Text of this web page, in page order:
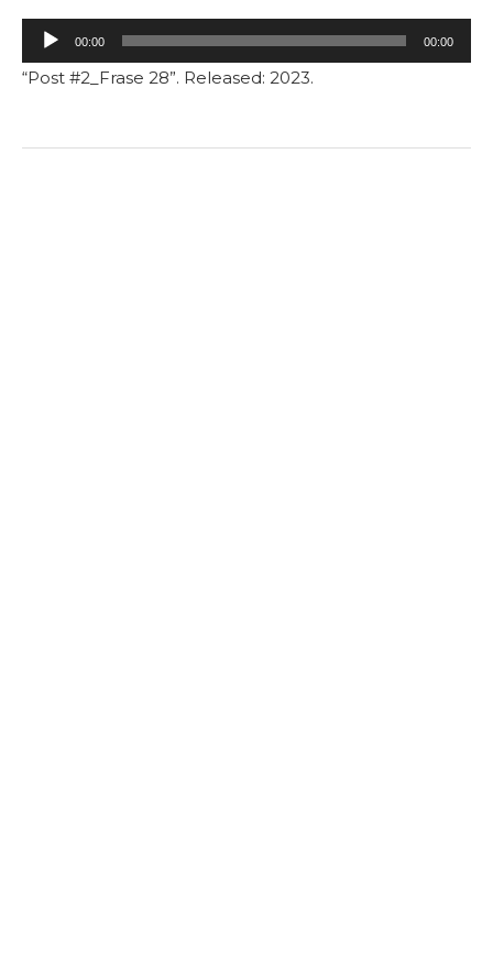
Tocador
de
00:00 00:00
“Post #2_Frase 28”. Released: 2023.